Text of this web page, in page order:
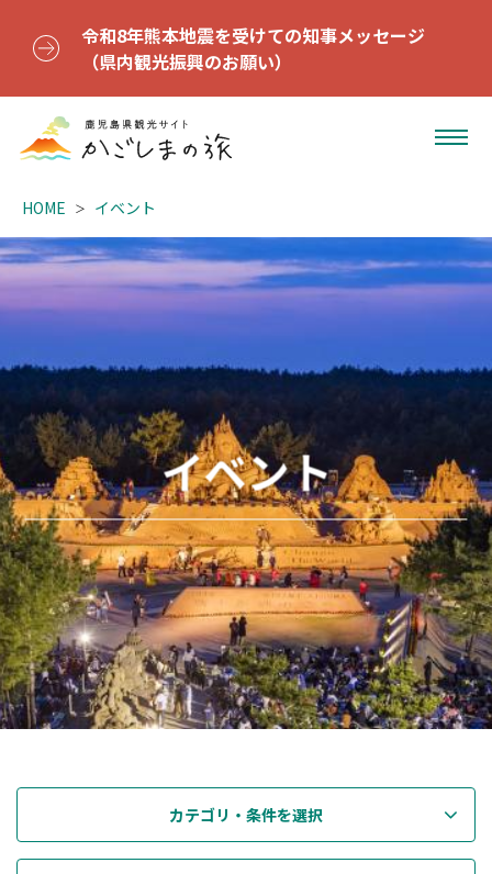
令和8年熊本地震を受けての知事メッセージ
（県内観光振興のお願い）
HOME イベント
イベント
カテゴリ・条件を選択